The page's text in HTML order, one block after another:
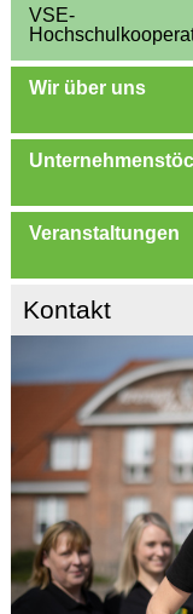
VSE-
Wir über uns
Veranstaltungen
Kontakt